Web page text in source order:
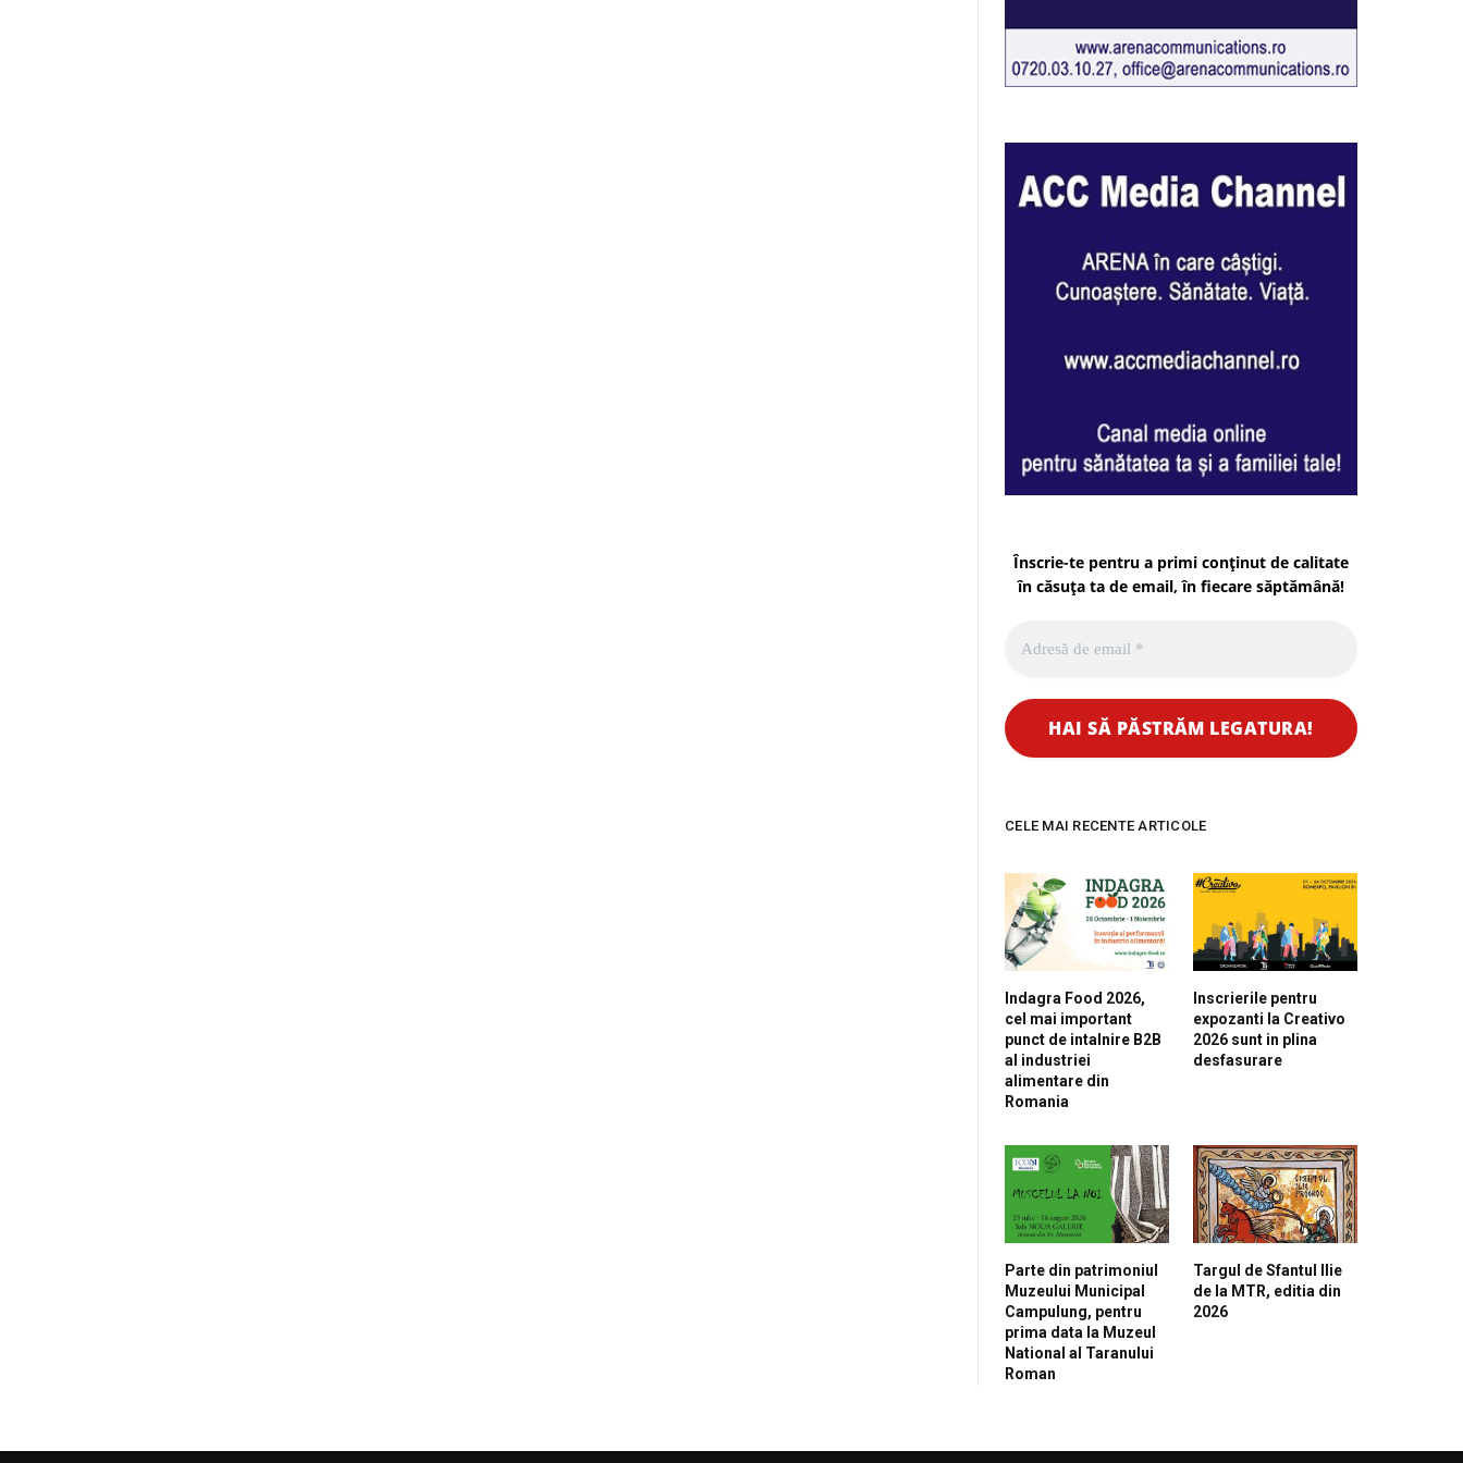
Înscrie-te pentru a primi conținut de calitate
în căsuța ta de email, în fiecare săptămână!
CELE MAI RECENTE ARTICOLE
Indagra Food 2026,
cel mai important
punct de intalnire B2B
al industriei
alimentare din
Romania
Inscrierile pentru
expozanti la Creativo
2026 sunt in plina
desfasurare
Parte din patrimoniul
Muzeului Municipal
Campulung, pentru
prima data la Muzeul
National al Taranului
Roman
Targul de Sfantul Ilie
de la MTR, editia din
2026